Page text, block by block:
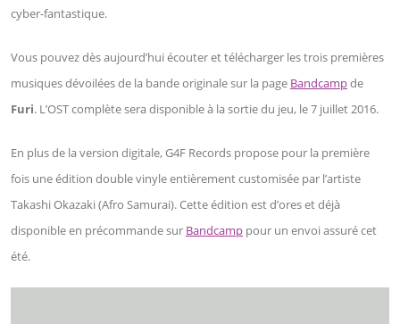
cyber-fantastique.
Vous pouvez dès aujourd’hui écouter et télécharger les trois premières
musiques dévoilées de la bande originale sur la page Bandcampde
Furi. L’OST complète sera disponible à la sortie du jeu, le 7 juillet 2016.
En plus de la version digitale, G4F Records propose pour la première
fois une édition double vinyle entièrement customisée par l’artiste
Takashi Okazaki (Afro Samurai). Cette édition est d’ores et déjà
disponible en précommande sur Bandcamp pour un envoi assuré cet
été.